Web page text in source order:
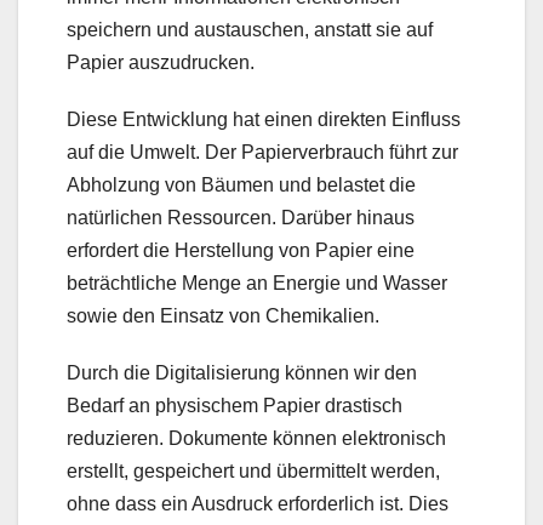
speichern und austauschen, anstatt sie auf
Papier auszudrucken.
Diese Entwicklung hat einen direkten Einfluss
auf die Umwelt. Der Papierverbrauch führt zur
Abholzung von Bäumen und belastet die
natürlichen Ressourcen. Darüber hinaus
erfordert die Herstellung von Papier eine
beträchtliche Menge an Energie und Wasser
sowie den Einsatz von Chemikalien.
Durch die Digitalisierung können wir den
Bedarf an physischem Papier drastisch
reduzieren. Dokumente können elektronisch
erstellt, gespeichert und übermittelt werden,
ohne dass ein Ausdruck erforderlich ist. Dies